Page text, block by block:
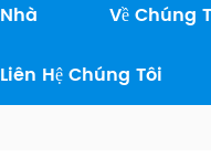
Nhà Về Chúng
Liên Hệ Chúng Tôi